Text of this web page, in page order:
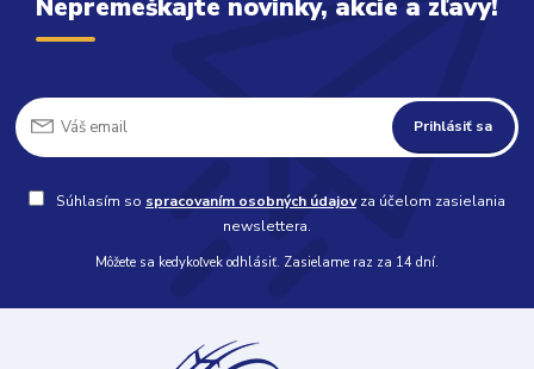
Nepremeškajte novinky, akcie a zľavy!
Prihlásiť sa
Súhlasím so spracovaním osobných údajovza účelom zasielania
newslettera.
Môžete sa kedykoľvek odhlásiť. Zasielame raz za 14 dní.